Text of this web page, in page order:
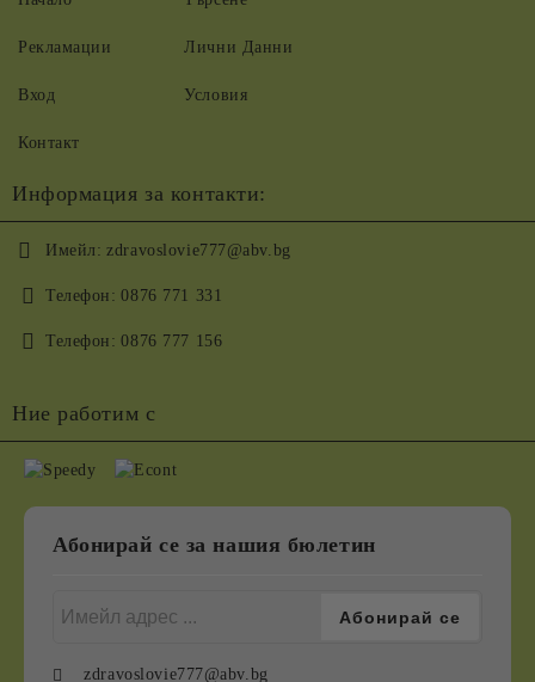
Рекламации
Вход
Контакт
Лични Данни
Условия
Информация за контакти:
Имейл: zdravoslovie777@abv.bg
Телефон: 0876 771 331
Телефон: 0876 777 156
Ние работим с
Абонирай се за нашия бюлетин
zdravoslovie777@abv.bg